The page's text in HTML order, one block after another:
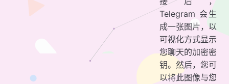
Telegram 会生
成一张图片，以
可视化方式显示
您聊天的加密密
钥。然后，您可
以将此图像与您